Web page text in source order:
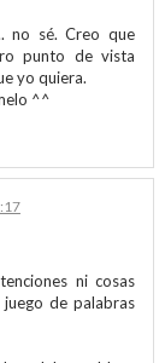
no sé. Creo que
punto de vista
yo quiera.
^^
ni cosas
juego de palabras